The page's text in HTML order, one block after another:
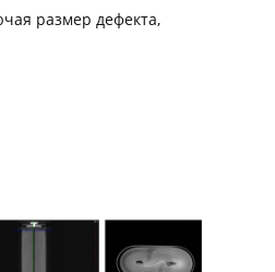
размер дефекта,